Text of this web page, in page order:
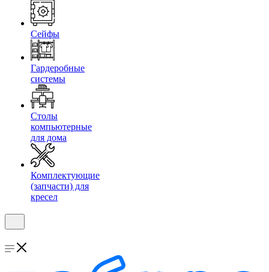
Сейфы
Гардеробные
системы
Столы
компьютерные
для дома
Комплектующие
(запчасти) для
кресел